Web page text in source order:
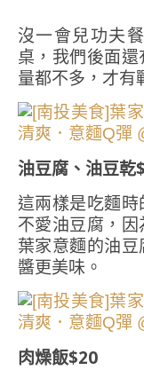
沒一會兒功夫
桌，我們後面
量都不多，才有
油豆腐、油豆乾
這兩樣是吃麵
不愛油豆腐，
葉家意麵的油
醬更美味。
肉燥飯$20